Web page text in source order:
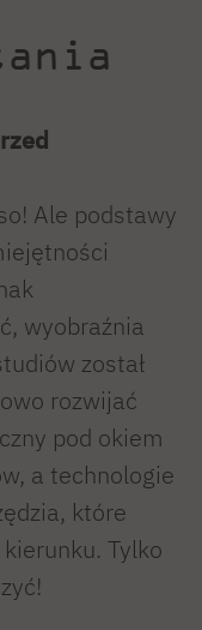
Ale podstawy
wyobraźnia
został
rozwijać
pod okiem
a technologie
które
Tylko